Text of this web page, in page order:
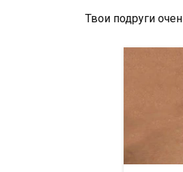
Твои подруги